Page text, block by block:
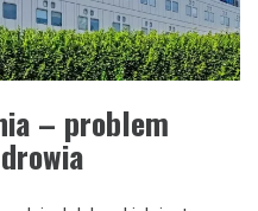
– problem